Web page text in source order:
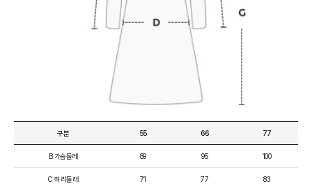
구분
B 가슴둘레
C 허리둘레
55
89
71
66
95
77
77
100
83